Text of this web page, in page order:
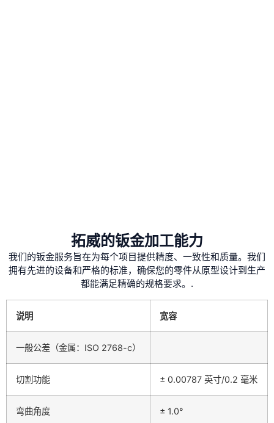
拓威的钣金加工能力
我们的钣金服务旨在为每个项目提供精度、一致性和质量。我们
拥有先进的设备和严格的标准，确保您的零件从原型设计到生产
都能满足精确的规格要求。.
说明 宽容
一般公差（金属：ISO 2768-c）
切割功能 ± 0.00787 英寸/0.2 毫米
弯曲角度 ± 1.0°